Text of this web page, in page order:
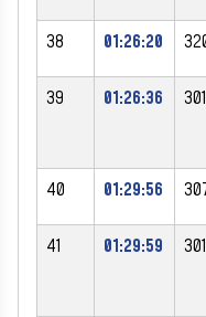
38 01:26:20
39 01:26:36
40 01:29:56
41 01:29:59